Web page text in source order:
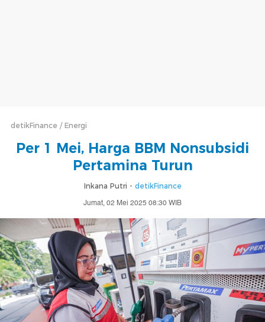
detikFinance Energi
Per 1 Mei, Harga BBM Nonsubsidi
Pertamina Turun
Inkana Putri - detikFinance
Jumat, 02 Mei 2025 08:30 WIB